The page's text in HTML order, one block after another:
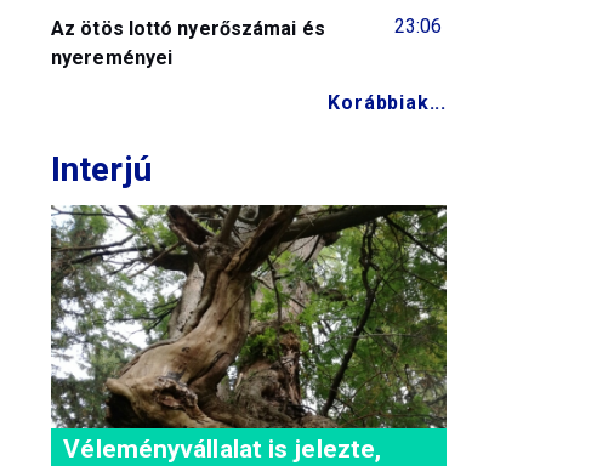
23:06
Az ötös lottó nyerőszámai és
nyereményei
Korábbiak...
Interjú
Véleményvállalat is jelezte,